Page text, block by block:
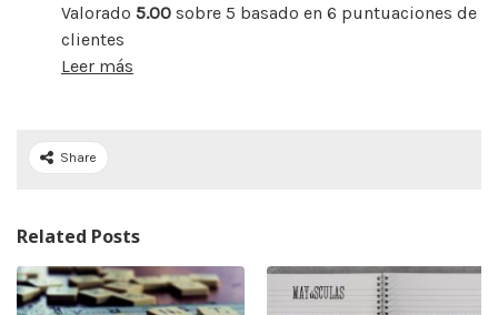
Valorado 5.00 sobre 5 basado en 6 puntuaciones de
clientes
Leer más
Share
Related Posts